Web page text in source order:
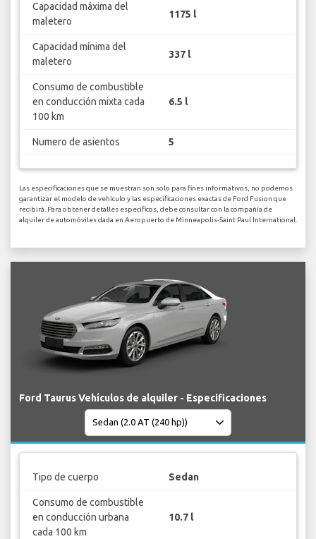
Capacidad máxima del
maletero
1175 l
Capacidad mínima del
maletero
337 l
Consumo de combustible
en conducción mixta cada
100 km
6.5 l
Numero de asientos 5
Las especificaciones que se muestran son solo para fines informativos, no podemos
garantizar el modelo de vehículo y las especificaciones exactas de Ford Fusion que
recibirá. Para obtener detalles específicos, debe consultar con la compañía de
alquiler de automóviles dada en Aeropuerto de Minneapolis-Saint Paul International.
Ford Taurus Vehículos de alquiler - Especificaciones
Tipo de cuerpo Sedan
Consumo de combustible
en conducción urbana
cada 100 km
10.7 l